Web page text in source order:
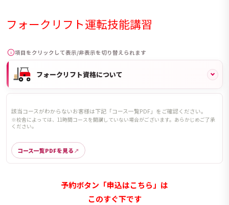
フォークリフト運転技能講習
項目をクリックして表示/非表示を切り替えられます
フォークリフト資格について
該当コースがわからないお客様は下記「コース一覧PDF」をご確認ください。
※校舎によっては、11時間コースを開講していない場合がございます。あらかじめご了承
ください。
コース一覧PDFを見る
予約ボタン「申込はこちら」は
このすぐ下です